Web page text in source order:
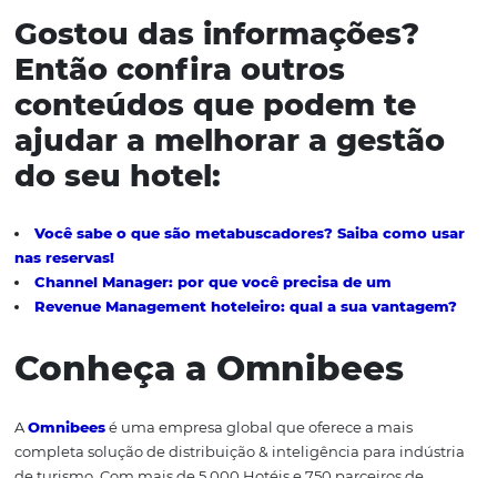
Considerada uma das principais ferramentas para
rentabilidade do hotel, o motor de reservas permite que
hóspede faça a reserva por meio do site do hotel,
suas vendas diretas.
Atualmente, através de pesquisas de comportamento
diferentes antes de definir onde comprar, incluindo o
próprio do Hotel.
aumentar a exposição do hotel, o motor de reservas
contato entre marca e cliente, aumenta as conversões
direta e ainda cria possibilidades de fidelização dos